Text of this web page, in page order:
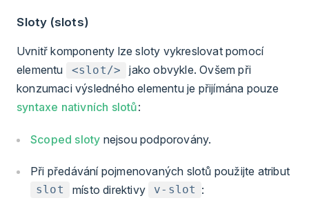
Sloty (slots)
Uvnitř komponenty lze sloty vykreslovat pomocí
elementu
<slot/>
jako obvykle. Ovšem při
konzumaci výsledného elementu je přijímána pouze
syntaxe nativních slotů:
Scoped sloty nejsou podporovány.
Při předávání pojmenovaných slotů použijte atribut
slot místo direktivy v-slot :